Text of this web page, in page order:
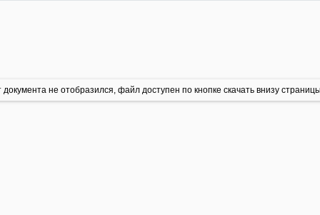
документа не отобразился, файл доступен по кнопке скачать внизу